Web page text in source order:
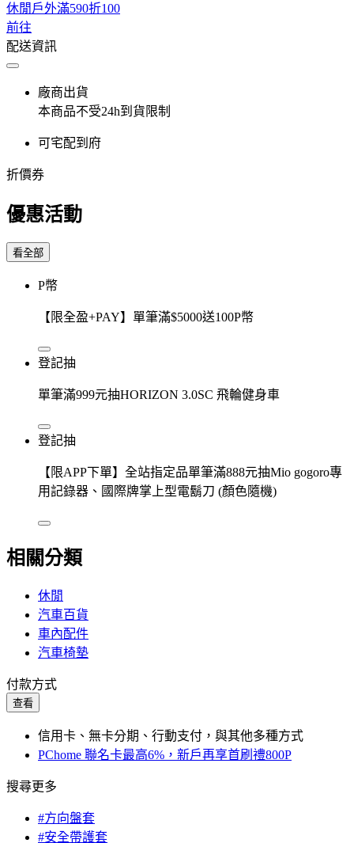
休閒戶外滿590折100
前往
配送資訊
廠商出貨
本商品不受24h到貨限制
可宅配到府
折價券
優惠活動
看全部
P幣
【限全盈+PAY】單筆滿$5000送100P幣
登記抽
單筆滿999元抽HORIZON 3.0SC 飛輪健身車
登記抽
【限APP下單】全站指定品單筆滿888元抽Mio gogoro專
用記錄器、國際牌掌上型電鬍刀 (顏色隨機)
相關分類
休閒
汽車百貨
車內配件
汽車椅墊
付款方式
查看
信用卡、無卡分期、行動支付，與其他多種方式
PChome 聯名卡最高6%，新戶再享首刷禮800P
搜尋更多
#方向盤套
#安全帶護套